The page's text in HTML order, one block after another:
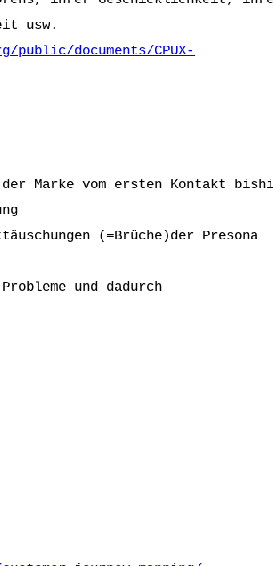
usw.
documents/CPUX-
Marke vom ersten Kontakt
(=Brüche)der Presona
und dadurch